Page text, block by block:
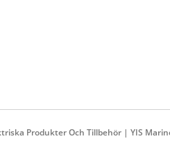
Produkter Och Tillbehör | YIS